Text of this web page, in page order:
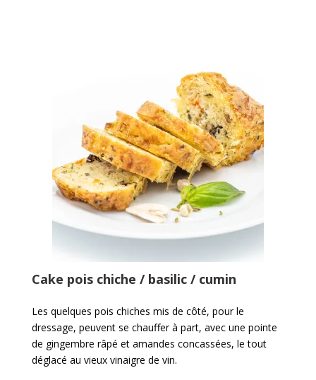
Cake pois chiche / basilic / cumin
Les quelques pois chiches mis de côté, pour le
dressage, peuvent se chauffer à part, avec une pointe
de gingembre râpé et amandes concassées, le tout
déglacé au vieux vinaigre de vin.